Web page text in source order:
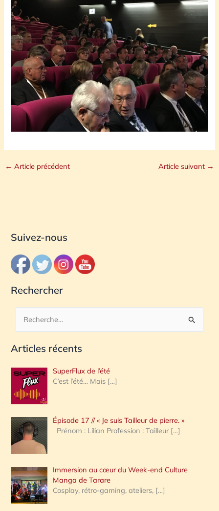
← Article précédent Article suivant →
Suivez-nous
Rechercher
c
e
r
c
h
e
:
Articles récents
SuperFlux de l’été
C’est l’été… Mais […]
Épisode 17 // « Je suis Tailleur de pierre. »
Prénom : Lilian Profession : Tailleur […]
Immersion au cœur du Week-end Culture
Manga de Tarare
Cosplay, rétro-gaming, ateliers, […]